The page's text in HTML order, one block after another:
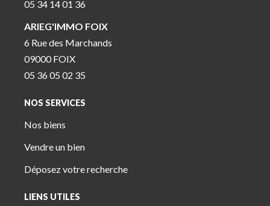
05 34 14 01 36
ARIEG'IMMO FOIX
6 Rue des Marchands
09000 FOIX
05 36 05 02 35
NOS SERVICES
Nos biens
Vendre un bien
Déposez votre recherche
LIENS UTILES